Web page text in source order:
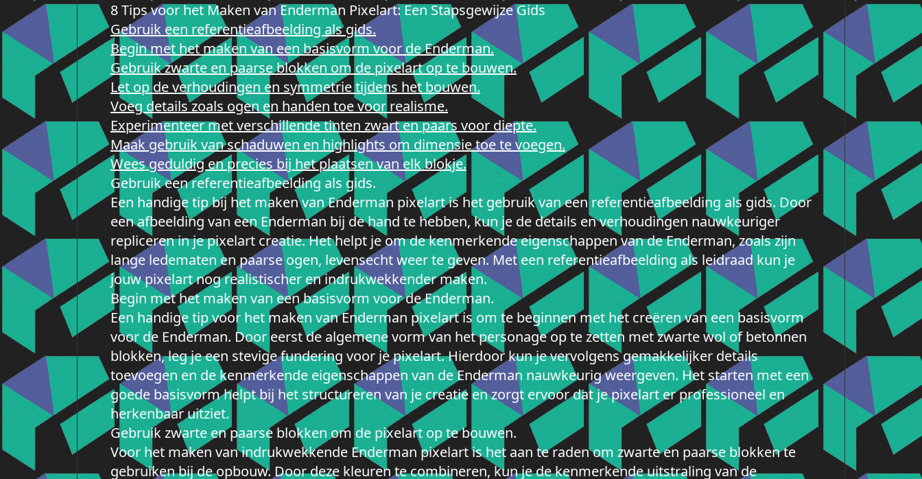
8 Tips voor het Maken van Enderman Pixelart: Een Stapsgewijze Gids
Gebruik een referentieafbeelding als gids.
Begin met het maken van een basisvorm voor de Enderman.
Gebruik zwarte en paarse blokken om de pixelart op te bouwen.
Let op de verhoudingen en symmetrie tijdens het bouwen.
Voeg details zoals ogen en handen toe voor realisme.
Experimenteer met verschillende tinten zwart en paars voor diepte.
Maak gebruik van schaduwen en highlights om dimensie toe te voegen.
Wees geduldig en precies bij het plaatsen van elk blokje.
Gebruik een referentieafbeelding als gids.
Een handige tip bij het maken van Enderman pixelart is het gebruik van een referentieafbeelding als gids. Door
een afbeelding van een Enderman bij de hand te hebben, kun je de details en verhoudingen nauwkeuriger
repliceren in je pixelart creatie. Het helpt je om de kenmerkende eigenschappen van de Enderman, zoals zijn
lange ledematen en paarse ogen, levensecht weer te geven. Met een referentieafbeelding als leidraad kun je
jouw pixelart nog realistischer en indrukwekkender maken.
Begin met het maken van een basisvorm voor de Enderman.
Een handige tip voor het maken van Enderman pixelart is om te beginnen met het creëren van een basisvorm
voor de Enderman. Door eerst de algemene vorm van het personage op te zetten met zwarte wol of betonnen
blokken, leg je een stevige fundering voor je pixelart. Hierdoor kun je vervolgens gemakkelijker details
toevoegen en de kenmerkende eigenschappen van de Enderman nauwkeurig weergeven. Het starten met een
goede basisvorm helpt bij het structureren van je creatie en zorgt ervoor dat je pixelart er professioneel en
herkenbaar uitziet.
Gebruik zwarte en paarse blokken om de pixelart op te bouwen.
Voor het maken van indrukwekkende Enderman pixelart is het aan te raden om zwarte en paarse blokken te
gebruiken bij de opbouw. Door deze kleuren te combineren, kun je de kenmerkende uitstraling van de